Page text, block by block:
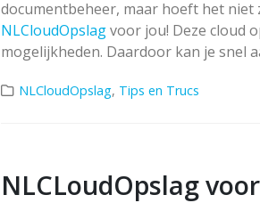
documentbeheer, maar hoeft het niet
NLCloudOpslagvoor jou! Deze cloud
mogelijkheden. Daardoor kan je snel
NLCloudOpslag, Tips en Trucs
NLCLoudOpslag
Zendesk, bedankt en tot
ziens
gebruik nieuwe
applicatie